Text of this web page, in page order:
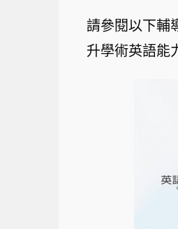
請參閱以下輔
升學術英語能